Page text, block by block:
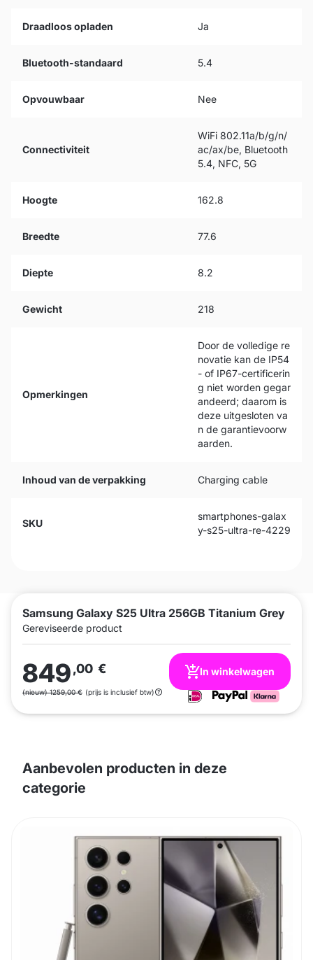
Samsung Galaxy S25 Ultra 256GB Titanium Grey
Gereviseerde product
849,00 €
(nieuw) 1259,00 € (prijs is inclusief btw)
In winkelwagen
Draadloos opladen Ja
Bluetooth-standaard 5.4
Opvouwbaar Nee
Connectiviteit
WiFi 802.11a/b/g/n/
ac/ax/be, Bluetooth
5.4, NFC, 5G
Hoogte 162.8
Breedte 77.6
Diepte 8.2
Gewicht 218
Opmerkingen
Door de volledige re
novatie kan de IP54
- of IP67-certificerin
g niet worden gegar
andeerd; daarom is
deze uitgesloten va
n de garantievoorw
aarden.
Inhoud van de verpakking Charging cable
SKU
smartphones-galax
y-s25-ultra-re-4229
Aanbevolen producten in deze
categorie